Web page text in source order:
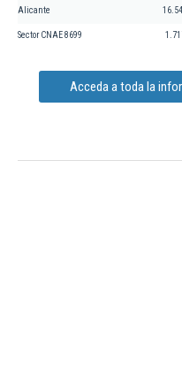
Alicante
Sector CNAE 8699
Acceda a toda la